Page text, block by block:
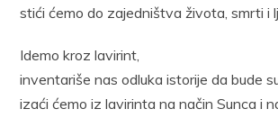
stići ćemo do zajedništva života, smrti i
Idemo kroz lavirint,
inventariše nas odluka istorije da bude
izaći ćemo iz lavirinta na način Sunca i